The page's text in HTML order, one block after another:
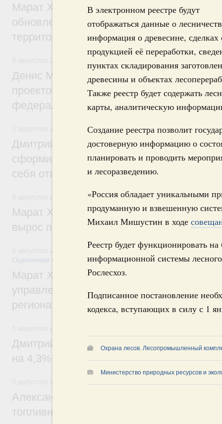
В электронном реестре будут
отображаться данные о
информация о древесине, сделках
продукцией её переработки,
пунктах складирования
древесины и объектах
Также реестр будет содержать
карты, аналитическую
Создание реестра позволит
достоверную информацию о
планировать и проводить
и лесоразведению.
«Россия обладает уникальными
продуманную и взвешенную
Михаил Мишустин в ходе
Реестр будет функционировать на
информационной системы
Рослесхоз.
Подписанное постановление
кодекса, вступающих в силу с 1
Охрана лесов. Лесопромышленный
Министерство природных ресурсов и
Марат Хуснуллин: Более 4,3 тыс.
обновлено в России при участии Фонда
территорий
Денис Мантуров провёл совещание по
проектов института кураторства в
федеральном округе
Молодёжная политика
Дмитрий Чернышенко: Всемирный
сформировал целое сообщество людей,
себя ответственность за будущее
Национальный проект «Инфраструктура
Марат Хуснуллин: Ввод нежилых зданий
вырос почти на треть
Земельные отношения. Кадастровая
Оценочная деятельность
Марат Хуснуллин: По решению
управление «ДОМ.РФ» перейдёт более
регионах
Дмитрий Чернышенко: Внутренний
на 4,3%, въездной – на 20,1%
Александр Новак провёл совещание по
топливном рынке